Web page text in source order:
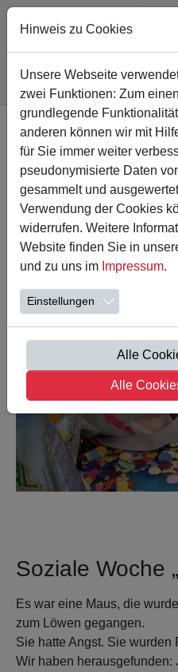
Zum Hauptinhalt springen
Sie sind hier:
Astrid-Lindgren-Schule
Walklasse
Karneval in der
Wir sind als erste in die
wir Spiele gespielt.
Dann haben wir gegessen.
toll. Wir haben gespielt,
dass ich Diebe verhafte
Soziale Woche
Es war eine Maus, die
zum Löwen gegangen.
Sie hatte Angst. Sie wurden
Wir haben herausgefunden:
Hinweis zu Cookies
Unsere Webseite
zwei Funktionen: Zum
grundlegende
anderen können wir mit
für Sie immer weiter
pseudonymisierte Daten
gesammelt und
Verwendung der Cookies
widerrufen. Weitere
Website finden Sie in
und zu uns im Impressum.
Einstellungen
Alle
Alle